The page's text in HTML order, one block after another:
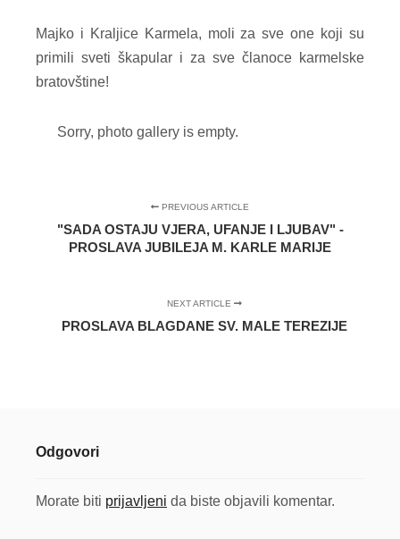
Majko i Kraljice Karmela, moli za sve one koji su
primili sveti škapular i za sve članoce karmelske
bratovštine!
Sorry, photo gallery is empty.
PREVIOUS ARTICLE
"SADA OSTAJU VJERA, UFANJE I LJUBAV" -
PROSLAVA JUBILEJA M. KARLE MARIJE
NEXT ARTICLE
PROSLAVA BLAGDANE SV. MALE TEREZIJE
Odgovori
Morate biti prijavljeni da biste objavili komentar.